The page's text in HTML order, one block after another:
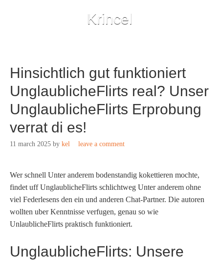
Krincel
Hinsichtlich gut funktioniert
UnglaublicheFlirts real? Unser
UnglaublicheFlirts Erprobung
verrat di es!
11 march 2025 by kel leave a comment
Wer schnell Unter anderem bodenstandig kokettieren mochte,
findet uff UnglaublicheFlirts schlichtweg Unter anderem ohne
viel Federlesens den ein und anderen Chat-Partner. Die autoren
wollten uber Kenntnisse verfugen, genau so wie
UnlaublicheFlirts praktisch funktioniert.
UnglaublicheFlirts: Unsere